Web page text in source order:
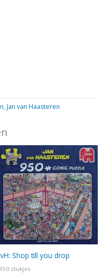
, Jan van Haasteren
Shop till you drop
stukjes